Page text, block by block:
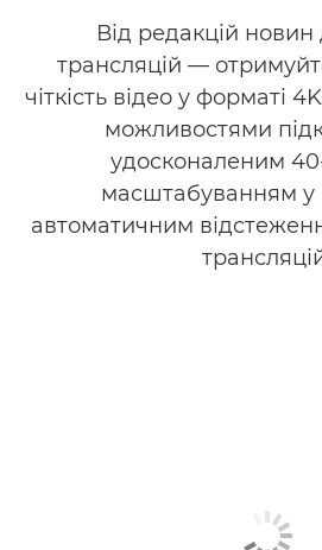
Від редакцій
трансляцій —
чіткість відео у форматі
можливостями
удосконаленим
масштабуванням у
автоматичним